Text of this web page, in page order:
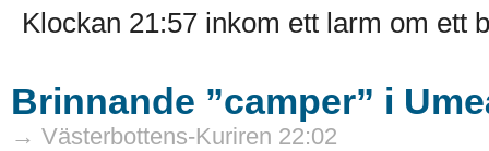
Klockan 21:57 inkom ett larm om ett
Brinnande ”camper” i
→ Västerbottens-Kuriren 22:02